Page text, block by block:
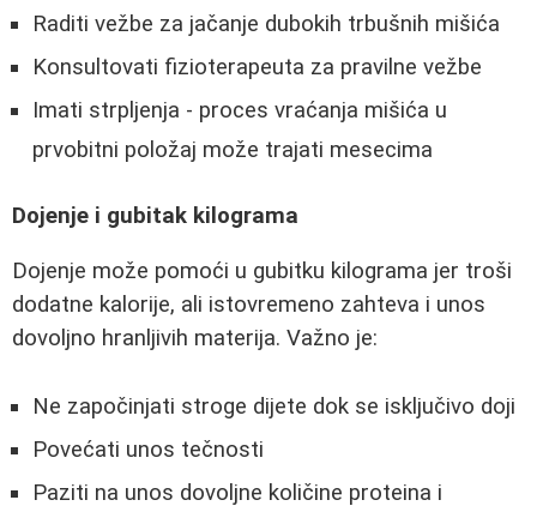
Raditi vežbe za jačanje dubokih trbušnih mišića
Konsultovati fizioterapeuta za pravilne vežbe
Imati strpljenja - proces vraćanja mišića u
prvobitni položaj može trajati mesecima
Dojenje i gubitak kilograma
Dojenje može pomoći u gubitku kilograma jer troši
dodatne kalorije, ali istovremeno zahteva i unos
dovoljno hranljivih materija. Važno je:
Ne započinjati stroge dijete dok se isključivo doji
Povećati unos tečnosti
Paziti na unos dovoljne količine proteina i